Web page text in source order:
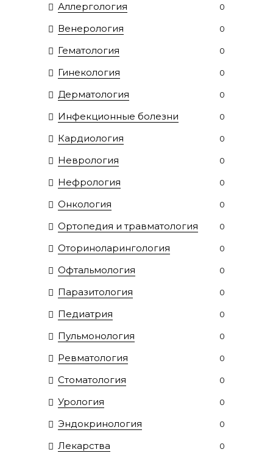
Аллергология 0
Венерология 0
Гематология 0
Гинекология 0
Дерматология 0
Инфекционные болезни 0
Кардиология 0
Неврология 0
Нефрология 0
Онкология 0
Ортопедия и травматология 0
Оториноларингология 0
Офтальмология 0
Паразитология 0
Педиатрия 0
Пульмонология 0
Ревматология 0
Стоматология 0
Урология 0
Эндокринология 0
Лекарства 0